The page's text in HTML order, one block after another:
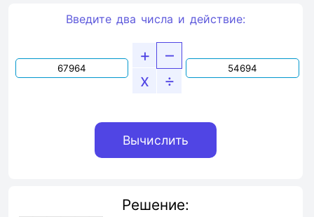
Введите два числа и действие:
+
–
x
÷
Решение: